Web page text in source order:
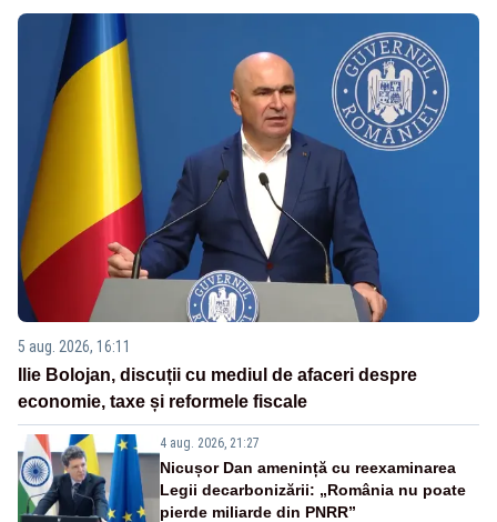
5 aug. 2026, 16:11
Ilie Bolojan, discuții cu mediul de afaceri despre
economie, taxe și reformele fiscale
4 aug. 2026, 21:27
Nicușor Dan amenință cu reexaminarea
Legii decarbonizării: „România nu poate
pierde miliarde din PNRR”